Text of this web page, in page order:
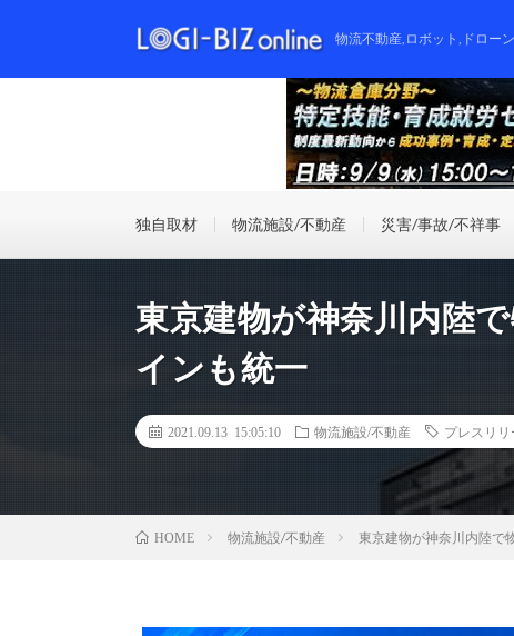
物流不動産,ロボット,ドロー
独自取材 物流施設/不動産 災害/事故/不祥事
東京建物が神奈川内陸
インも統一
2021.09.13 15:05:10 物流施設/不動産 プレスリ
HOME 物流施設/不動産 東京建物が神奈川内陸で